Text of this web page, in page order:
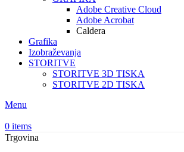
Adobe Creative Cloud
Adobe Acrobat
Caldera
Grafika
Izobraževanja
STORITVE
STORITVE 3D TISKA
STORITVE 2D TISKA
Menu
0 items
Trgovina